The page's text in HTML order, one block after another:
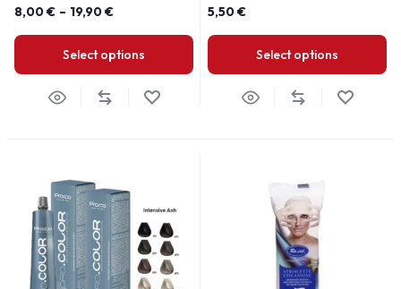
8,00€ – 19,90€
Select options
5,50€
Select options